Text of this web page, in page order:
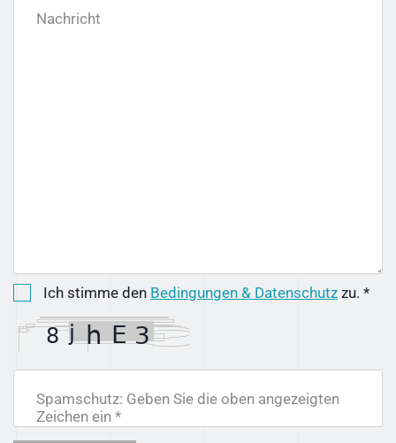
Nachricht
Ich stimme den Bedingungen & Datenschutz zu. *
Spamschutz: Geben Sie die oben angezeigten
Zeichen ein *